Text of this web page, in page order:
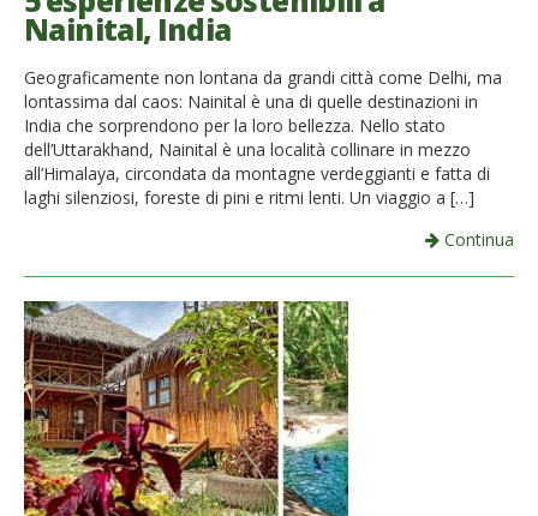
French
Italiano
Nainital, India
Geograficamente non lontana da grandi città come Delhi, ma
lontassima dal caos: Nainital è una di quelle destinazioni in
India che sorprendono per la loro bellezza. Nello stato
dell’Uttarakhand, Nainital è una località collinare in mezzo
all’Himalaya, circondata da montagne verdeggianti e fatta di
laghi silenziosi, foreste di pini e ritmi lenti. Un viaggio a […]
Continua